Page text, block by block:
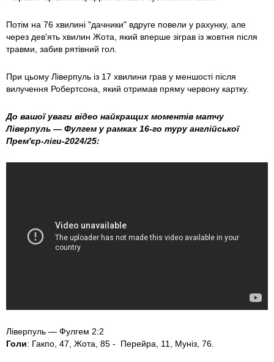
Потім на 76 хвилині "дачники" вдруге повели у рахунку, але
через дев'ять хвилин Жота, який вперше зіграв із жовтня після
травми, забив рятівний гол.
При цьому Ліверпуль із 17 хвилини грав у меншості після
вилучення Робертсона, який отримав пряму червону картку.
До вашої уваги відео найкращих моментів матчу
Ліверпуль — Фулгем у рамках 16-го туру англійської
Прем'єр-ліги-2024/25:
Ліверпуль — Фулгем 2:2
Голи: Гакпо, 47, Жота, 85 - Перейра, 11, Муніз, 76.